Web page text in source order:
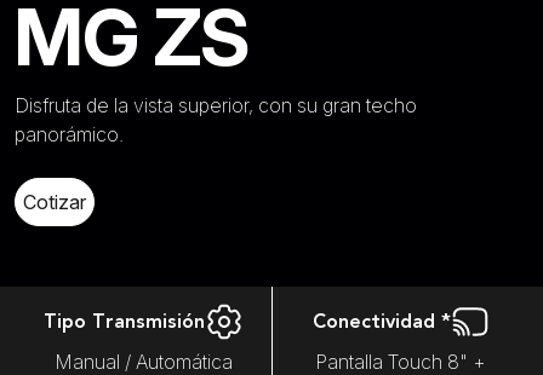
MG ZS
Disfruta de la vista superior, con su gran techo
panorámico.
Cotizar
Tipo Transmisión
Manual / Automática
Conectividad *
Pantalla Touch 8" +